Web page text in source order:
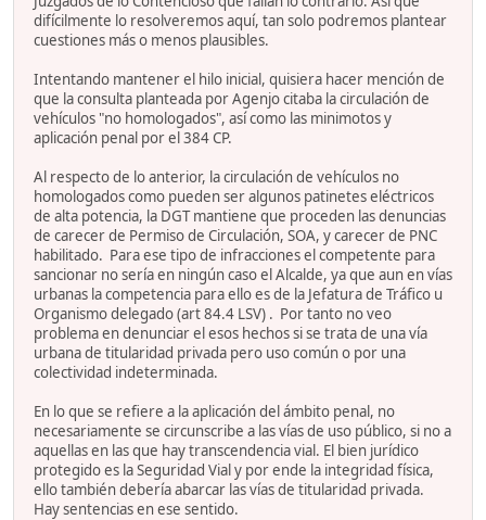
difícilmente lo resolveremos aquí, tan solo podremos plantear
cuestiones más o menos plausibles.
Intentando mantener el hilo inicial, quisiera hacer mención de
que la consulta planteada por Agenjo citaba la circulación de
vehículos "no homologados", así como las minimotos y
aplicación penal por el 384 CP.
Al respecto de lo anterior, la circulación de vehículos no
homologados como pueden ser algunos patinetes eléctricos
de alta potencia, la DGT mantiene que proceden las denuncias
de carecer de Permiso de Circulación, SOA, y carecer de PNC
habilitado. Para ese tipo de infracciones el competente para
sancionar no sería en ningún caso el Alcalde, ya que aun en vías
urbanas la competencia para ello es de la Jefatura de Tráfico u
Organismo delegado (art 84.4 LSV) . Por tanto no veo
problema en denunciar el esos hechos si se trata de una vía
urbana de titularidad privada pero uso común o por una
colectividad indeterminada.
En lo que se refiere a la aplicación del ámbito penal, no
necesariamente se circunscribe a las vías de uso público, si no a
aquellas en las que hay transcendencia vial. El bien jurídico
protegido es la Seguridad Vial y por ende la integridad física,
ello también debería abarcar las vías de titularidad privada.
Hay sentencias en ese sentido.